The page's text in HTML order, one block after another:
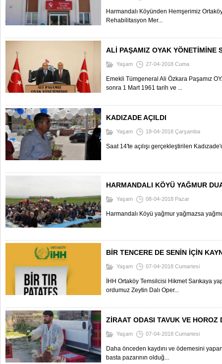
Harmandalı Köyünden Hemşerimiz
Rehabilitasyon Mer...
ALİ PAŞAMIZ OYAK YÖNETİMİNE
Yaşam 27-04-2018 Cuma
Emekli Tümgeneral Ali Özkara Paşamız
sonra 1 Mart 1961 tarih ve ...
KADIZADE AÇILDI
Yaşam 18-04-2018 Çarşamba
Saat 14'te açılışı gerçekleştirilen
HARMANDALI KÖYÜ YAĞMUR
Yaşam 08-04-2018 Pazar
Harmandalı Köyü yağmur yağmazsa
BİR TENCERE DE SENİN İÇİN
Yaşam 07-04-2018 Cumartesi
İHH Ortaköy Temsilcisi Hikmet Sarıkaya
ordumuz Zeytin Dalı Oper...
ZİRAAT ODASI TAVUK VE HOROZ
Yaşam 07-04-2018 Cumartesi
Daha önceden kaydını ve ödemesini
basta pazarının olduğ...